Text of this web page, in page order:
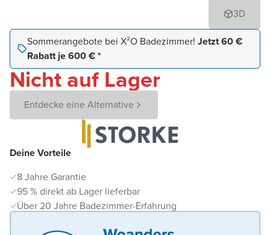
3D
Deine Vorteile
8 Jahre Garantie
95 % direkt ab Lager lieferbar
Über 20 Jahre Badezimmer-Erfahrung
Sommerangebote bei X²O Badezimmer! Jetzt 60 €
Rabatt je 600 € *
Nicht auf Lager
Entdecke eine Alternative